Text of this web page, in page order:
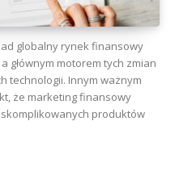
globalny rynek finansowy
głównym motorem tych zmian
technologii. Innym ważnym
że marketing finansowy
produktów